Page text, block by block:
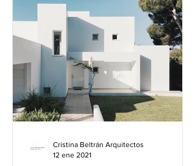
Cristina Beltrán Arquitectos
12 ene 2021